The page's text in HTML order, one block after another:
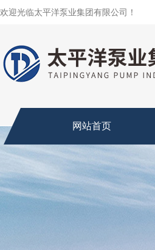
欢迎光临太平洋泵业集团有限公司！
网站首页